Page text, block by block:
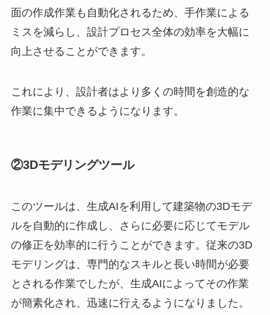
面の作成作業も自動化されるため、手作業による
ミスを減らし、設計プロセス全体の効率を大幅に
向上させることができます。
​これにより、設計者はより多くの時間を創造的な
作業に集中できるようになります。
②3Dモデリングツール
このツールは、生成AIを利用して建築物の3Dモデ
ルを自動的に作成し、さらに必要に応じてモデル
の修正を効率的に行うことができます。従来の3D
モデリングは、専門的なスキルと長い時間が必要
とされる作業でしたが、生成AIによってその作業
が簡素化され、迅速に行えるようになりました。